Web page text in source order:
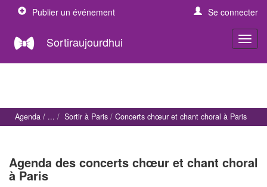
Publier un événement Se connecter
Sortiraujourdhui
Agenda Sortir à Paris Concerts chœur et chant choral à Paris
Agenda des concerts chœur et chant choral
à Paris